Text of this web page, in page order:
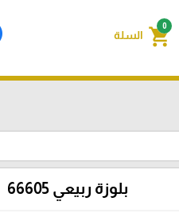
0
shopping_cart السلة
بلوزة ربيعي 66605